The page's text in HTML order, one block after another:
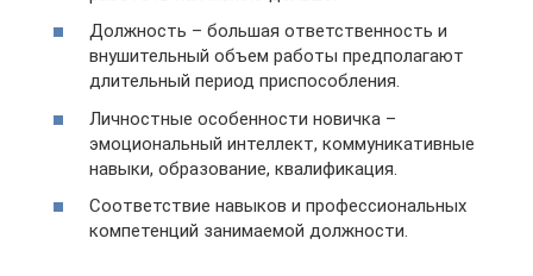
Должность – большая ответственность и
внушительный объем работы предполагают
длительный период приспособления.
Личностные особенности новичка –
эмоциональный интеллект, коммуникативные
навыки, образование, квалификация.
Соответствие навыков и профессиональных
компетенций занимаемой должности.